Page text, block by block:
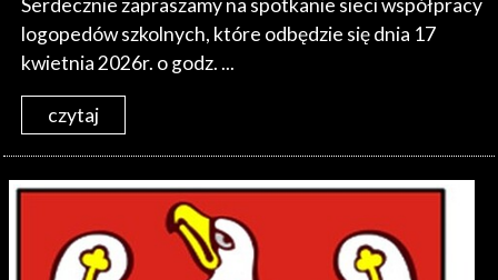
Serdecznie zapraszamy na spotkanie sieci współpracy
logopedów szkolnych, które odbędzie się dnia 17
kwietnia 2026r. o godz. ...
czytaj